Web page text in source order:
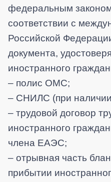
федеральным
соответствии с
Российской
документа,
иностранного
– полис ОМС;
– СНИЛС (при
– трудовой договор
иностранного
члена ЕАЭС;
– отрывная часть
прибытии